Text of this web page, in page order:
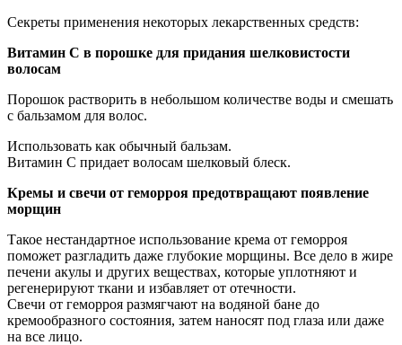
Секреты применения некоторых лекарственных средств:
Витамин С в порошке для придания шелковистости
волосам
Порошок растворить в небольшом количестве воды и смешать
с бальзамом для волос.
Использовать как обычный бальзам.
Витамин С придает волосам шелковый блеск.
Кремы и свечи от геморроя предотвращают появление
морщин
Такое нестандартное использование крема от геморроя
поможет разгладить даже глубокие морщины. Все дело в жире
печени акулы и других веществах, которые уплотняют и
регенерируют ткани и избавляет от отечности.
Свечи от геморроя размягчают на водяной бане до
кремообразного состояния, затем наносят под глаза или даже
на все лицо.